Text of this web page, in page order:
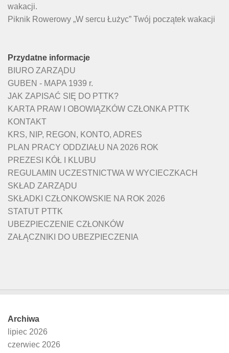
wakacji.
Piknik Rowerowy „W sercu Łużyc” Twój początek wakacji
Przydatne informacje
BIURO ZARZĄDU
GUBEN - MAPA 1939 r.
JAK ZAPISAĆ SIĘ DO PTTK?
KARTA PRAW I OBOWIĄZKÓW CZŁONKA PTTK
KONTAKT
KRS, NIP, REGON, KONTO, ADRES
PLAN PRACY ODDZIAŁU NA 2026 ROK
PREZESI KÓŁ I KLUBU
REGULAMIN UCZESTNICTWA W WYCIECZKACH
SKŁAD ZARZĄDU
SKŁADKI CZŁONKOWSKIE NA ROK 2026
STATUT PTTK
UBEZPIECZENIE CZŁONKÓW
ZAŁĄCZNIKI DO UBEZPIECZENIA
Archiwa
lipiec 2026
czerwiec 2026